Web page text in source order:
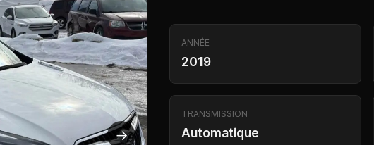
→
ANNÉE
2019
TRANSMISSION
Automatique